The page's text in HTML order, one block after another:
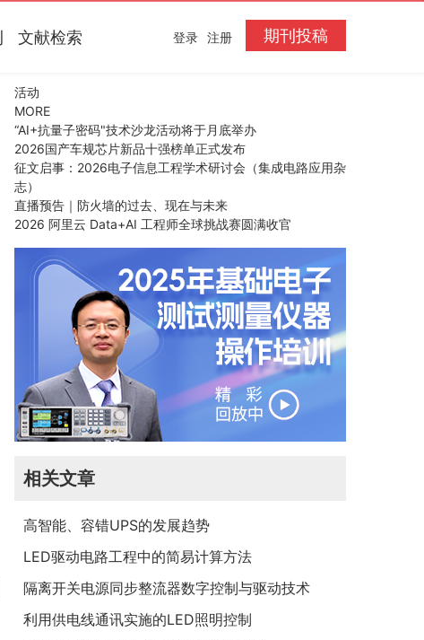
文献检索 期刊投稿
登录 注册
活动
MORE
“AI+抗量子密码"技术沙龙活动将于月底举办
2026国产车规芯片新品十强榜单正式发布
征文启事：2026电子信息工程学术研讨会（集成电路应用杂
志）
直播预告｜防火墙的过去、现在与未来
2026 阿里云 Data+AI 工程师全球挑战赛圆满收官
相关文章
高智能、容错UPS的发展趋势
LED驱动电路工程中的简易计算方法
隔离开关电源同步整流器数字控制与驱动技术
利用供电线通讯实施的LED照明控制